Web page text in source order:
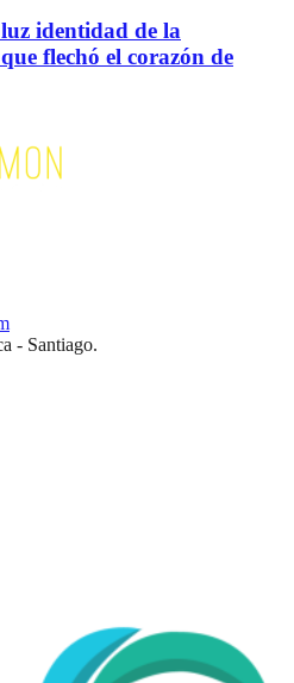
identidad de la
flechó el corazón de
- Santiago.